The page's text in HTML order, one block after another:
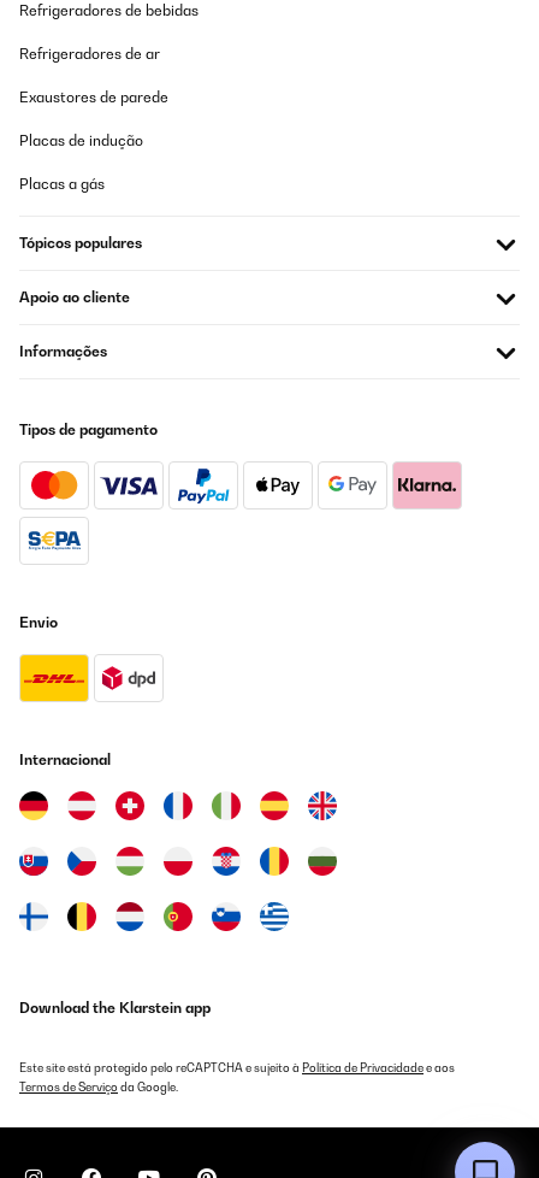
Refrigeradores de bebidas
Refrigeradores de ar
Exaustores de parede
Placas de indução
Placas a gás
Tópicos populares
Apoio ao cliente
Informações
Tipos de pagamento
Envio
Internacional
Download the Klarstein app
Este site está protegido pelo reCAPTCHA e sujeito à Política de Privacidadee aos
Termos de Serviçoda Google.